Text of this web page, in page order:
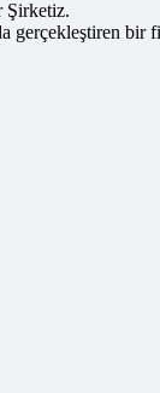
Şirketiz.
gerçekleştiren bir